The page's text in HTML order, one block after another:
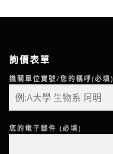
詢價表單
機關單位寶號/您的稱呼(必填)
您的電子郵件 (必填)